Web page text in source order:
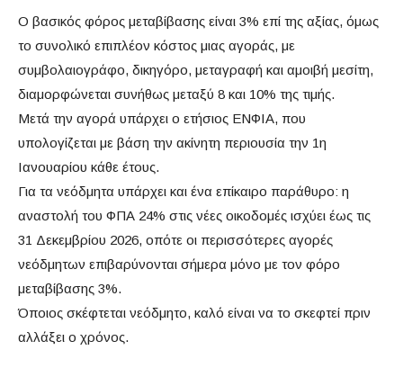
Ο βασικός φόρος μεταβίβασης είναι 3% επί της αξίας, όμως
το συνολικό επιπλέον κόστος μιας αγοράς, με
συμβολαιογράφο, δικηγόρο, μεταγραφή και αμοιβή μεσίτη,
διαμορφώνεται συνήθως μεταξύ 8 και 10% της τιμής.
Μετά την αγορά υπάρχει ο ετήσιος ΕΝΦΙΑ, που
υπολογίζεται με βάση την ακίνητη περιουσία την 1η
Ιανουαρίου κάθε έτους.
Για τα νεόδμητα υπάρχει και ένα επίκαιρο παράθυρο: η
αναστολή του ΦΠΑ 24% στις νέες οικοδομές ισχύει έως τις
31 Δεκεμβρίου 2026, οπότε οι περισσότερες αγορές
νεόδμητων επιβαρύνονται σήμερα μόνο με τον φόρο
μεταβίβασης 3%.
Όποιος σκέφτεται νεόδμητο, καλό είναι να το σκεφτεί πριν
αλλάξει ο χρόνος.